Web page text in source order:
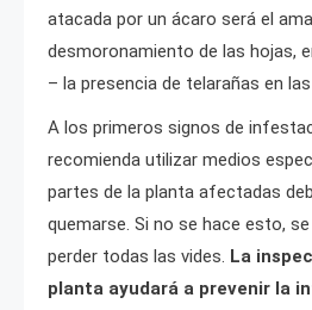
atacada por un ácaro será el
desmoronamiento de las hojas,
– la presencia de telarañas en
A los primeros signos de
recomienda utilizar medios
partes de la planta afectadas
quemarse. Si no se hace esto,
perder todas las vides. La
planta ayudará a prevenir la